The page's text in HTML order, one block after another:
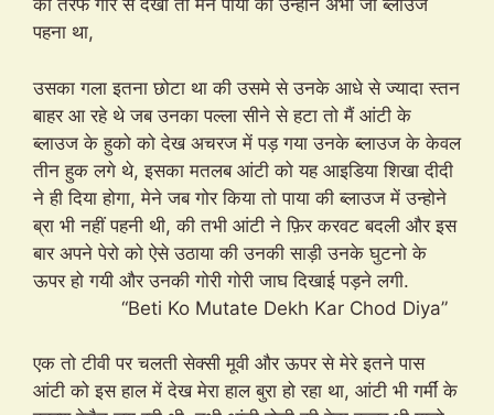
की तरफ गोर से देखा तो मेने पाया की उन्होने अभी जो ब्लाउज
पहना था,
उसका गला इतना छोटा था की उसमे से उनके आधे से ज्यादा स्तन
बाहर आ रहे थे जब उनका पल्ला सीने से हटा तो मैं आंटी के
ब्लाउज के हुको को देख अचरज में पड़ गया उनके ब्लाउज के केवल
तीन हुक लगे थे, इसका मतलब आंटी को यह आइडिया शिखा दीदी
ने ही दिया होगा, मेने जब गोर किया तो पाया की ब्लाउज में उन्होने
ब्रा भी नहीं पहनी थी, की तभी आंटी ने फ़िर करवट बदली और इस
बार अपने पेरो को ऐसे उठाया की उनकी साड़ी उनके घुटनो के
ऊपर हो गयी और उनकी गोरी गोरी जाघ दिखाई पड़ने लगी.
“Beti Ko Mutate Dekh Kar Chod Diya”
एक तो टीवी पर चलती सेक्सी मूवी और ऊपर से मेरे इतने पास
आंटी को इस हाल में देख मेरा हाल बुरा हो रहा था, आंटी भी गर्मीं के